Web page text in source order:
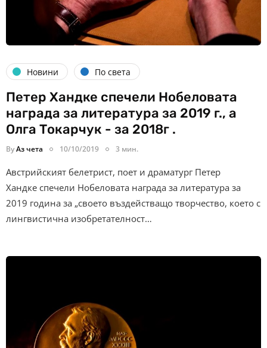
Новини По света
Петер Хандке спечели Нобеловата
награда за литература за 2019 г., а
Олга Токарчук - за 2018г .
ByАз чета 10/10/2019 3 мин.
Австрийският белетрист, поет и драматург Петер
Хандке спечели Нобеловата награда за литература за
2019 година за „своето въздействащо творчество, което с
лингвистична изобретателност…